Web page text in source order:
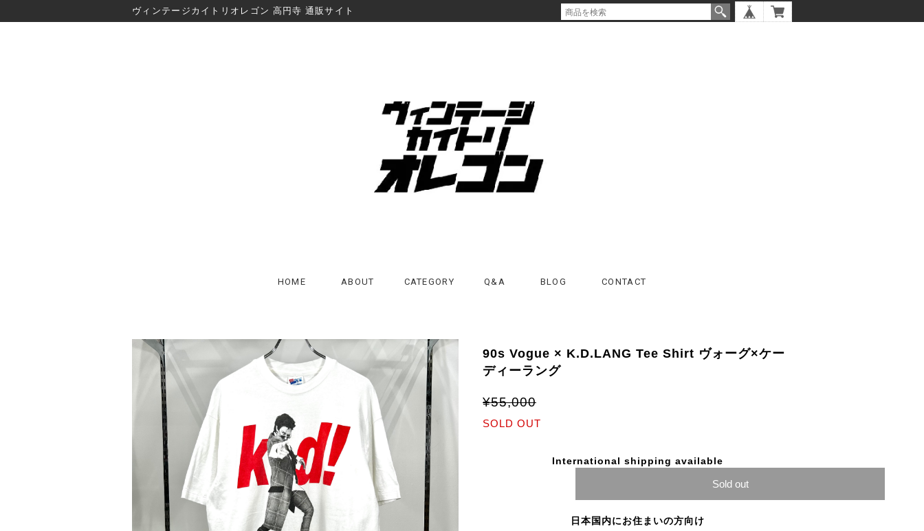
ヴィンテージカイトリオレゴン 高円寺 通販サイト
HOME ABOUT CATEGORY Q&A BLOG CONTACT
90s Vogue × K.D.LANG Tee Shirt ヴォーグ×ケー
ディーラング
¥55,000
SOLD OUT
International shipping available
Sold out
日本国内にお住まいの方向け